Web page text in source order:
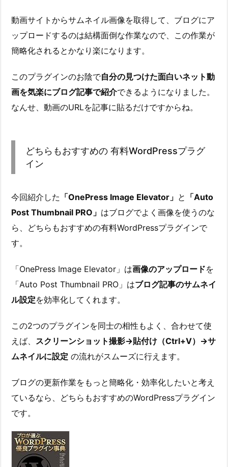
動画サイトからサムネイル画像を取得して、ブログにア
ップロードするのは結構面倒な作業なので、この作業が
簡略化されるとかなり楽になります。
このプラグインのお陰で自分の見つけた面白いネット動
画を気楽にブログ記事で紹介できるようになりました。
なんせ、動画のURLを記事に貼るだけですからね。
どちらもおすすめの 有料WordPressプラグ
イン
今回紹介した 「OnePress Image Elevator」 と 「Auto
Post Thumbnail PRO」 はブログでよく画像を使うのな
ら、どちらもおすすめの有料WordPressプラグインで
す。
「OnePress Image Elevator」は画像のアップロードを
「Auto Post Thumbnail PRO」はブログ記事のサムネイ
ル設定を効率化してくれます。
この2つのプラグインを同士の相性もよく、合わせて使
えば、 スクリーンショット撮影→貼付け（Ctrl+V）→サ
ムネイルに設定 の流れがスムーズに行えます。
ブログの更新作業をもっと簡略化・効率化したいと考え
ているなら、どちらもおすすめのWordPressプラグイン
です。